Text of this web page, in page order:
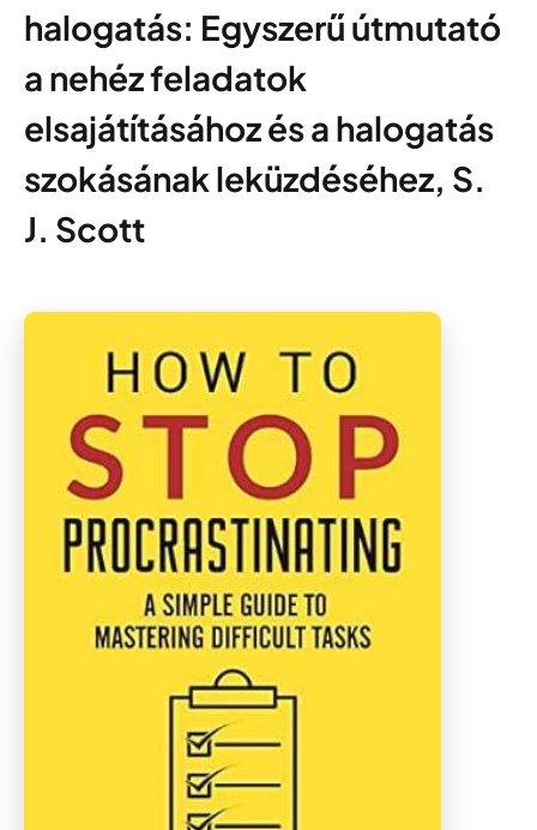
halogatás: Egyszerű útmutató
a nehéz feladatok
elsajátításához és a halogatás
szokásának leküzdéséhez, S.
J. Scott